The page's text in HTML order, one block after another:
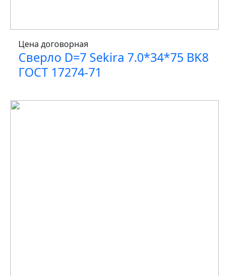
Цена договорная
Сверло D=7 Sekira 7.0*34*75 BK8
ГОСТ 17274-71